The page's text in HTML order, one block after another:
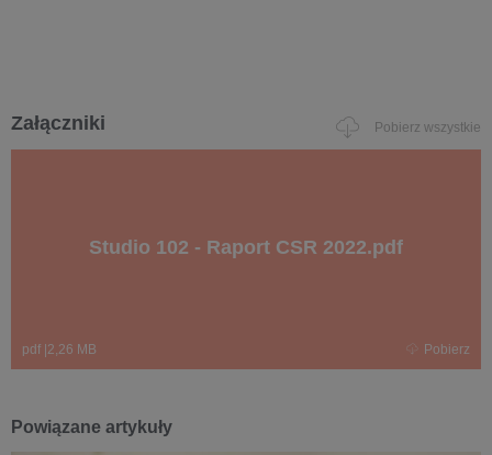
Załączniki Pobierz wszystkie
Studio 102 - Raport CSR 2022.pdf
pdf 2,26 MB Pobierz
Powiązane artykuły